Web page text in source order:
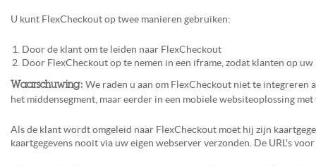
U kunt FlexCheckout op twee manieren gebruiken:
Door de klant om te leiden naar FlexCheckout
Door FlexCheckout op te nemen in een iframe, zodat klanten op
Waarschuwing: We raden u aan om FlexCheckout niet te integreren
het middensegment, maar eerder in een mobiele websiteoplossing
Als de klant wordt omgeleid naar FlexCheckout moet hij zijn
kaartgegevens nooit via uw eigen webserver verzonden. De URL's